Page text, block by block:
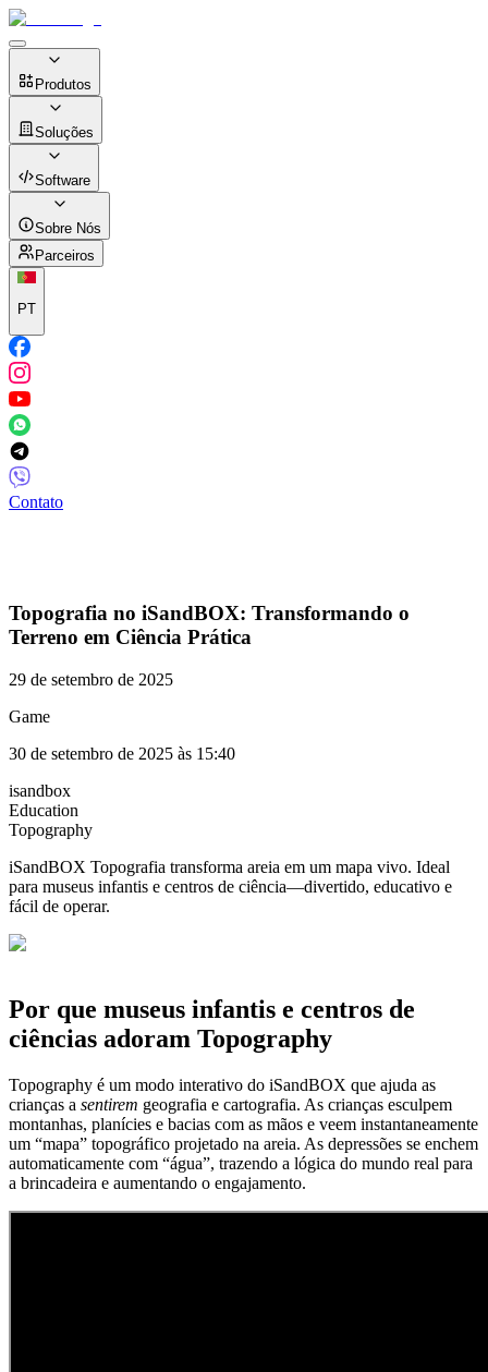
Produtos
Soluções
Software
Sobre Nós
Parceiros
PT
Contato
Topografia no iSandBOX: Transformando o
Terreno em Ciência Prática
29 de setembro de 2025
Game
30 de setembro de 2025 às 15:40
isandbox
Education
Topography
iSandBOX Topografia transforma areia em um mapa vivo. Ideal
para museus infantis e centros de ciência—divertido, educativo e
fácil de operar.
Por que museus infantis e centros de
ciências adoram Topography
Topography é um modo interativo do iSandBOX que ajuda as
crianças a sentirem geografia e cartografia. As crianças esculpem
montanhas, planícies e bacias com as mãos e veem instantaneamente
um “mapa” topográfico projetado na areia. As depressões se enchem
automaticamente com “água”, trazendo a lógica do mundo real para
a brincadeira e aumentando o engajamento.